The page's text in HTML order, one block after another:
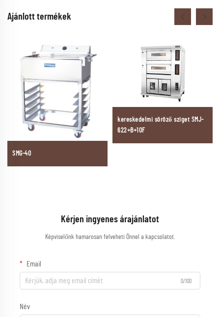
Ajánlott termékek
SMG-40
kereskedelmi söröző sziget SMJ-
622+B+10F
Kérjen ingyenes árajánlatot
Képviselőnk hamarosan felveheti Önnel a kapcsolatot.
Email
0/100
Név